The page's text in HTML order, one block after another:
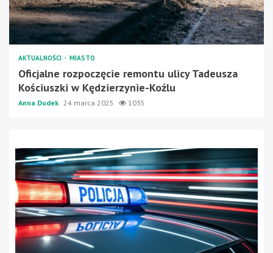
AKTUALNOŚCI MIASTO
Oficjalne rozpoczęcie remontu ulicy Tadeusza
Kościuszki w Kędzierzynie-Koźlu
Anna Dudek 24 marca 2025 1035